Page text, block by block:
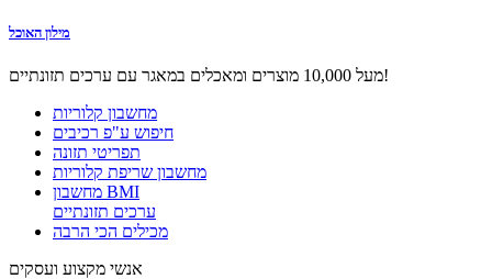
מילון האוכל
מעל 10,000 מוצרים ומאכלים במאגר עם ערכים תזונתיים!
מחשבון קלוריות
חיפוש ע"פ רכיבים
תפריטי תזונה
מחשבון שריפת קלוריות
מחשבון BMI
ערכים תזונתיים
מכילים הכי הרבה
אנשי מקצוע ועסקים